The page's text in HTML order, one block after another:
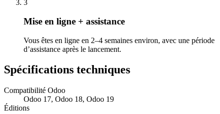
3
Mise en ligne + assistance
Vous êtes en ligne en 2–4 semaines environ, avec une période
d’assistance après le lancement.
Spécifications techniques
Compatibilité Odoo
Odoo 17, Odoo 18, Odoo 19
Éditions